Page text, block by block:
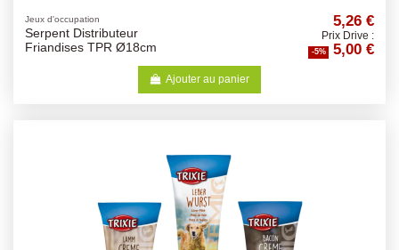
Jeux d'occupation
Serpent Distributeur
Friandises TPR Ø18cm
5,26 €
Prix Drive :
-5% 5,00 €
Ajouter au panier